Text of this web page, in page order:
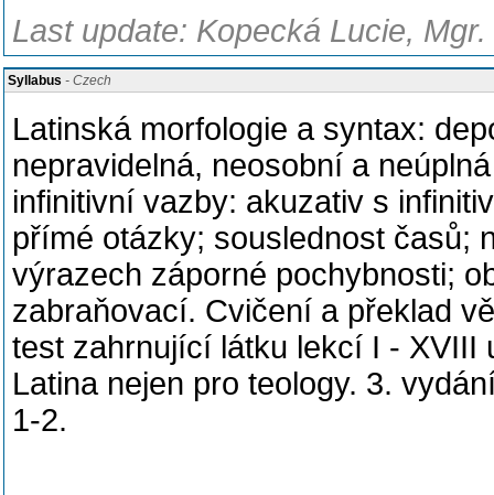
Last update: Kopecká Lucie,
Syllabus - Czech
Latinská morfologie a syntax:
nepravidelná, neosobní a
infinitivní vazby: akuzativ s
přímé otázky; souslednost časů;
výrazech záporné pochybnosti;
zabraňovací. Cvičení a překlad
test zahrnující látku lekcí I - XVIII
Latina nejen pro teology. 3.
1-2.